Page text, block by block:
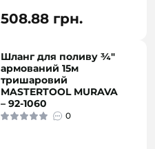
508.88 грн.
Шланг для поливу ¾"
армований 15м
тришаровий
MASTERTOOL MURAVA
– 92-1060
0